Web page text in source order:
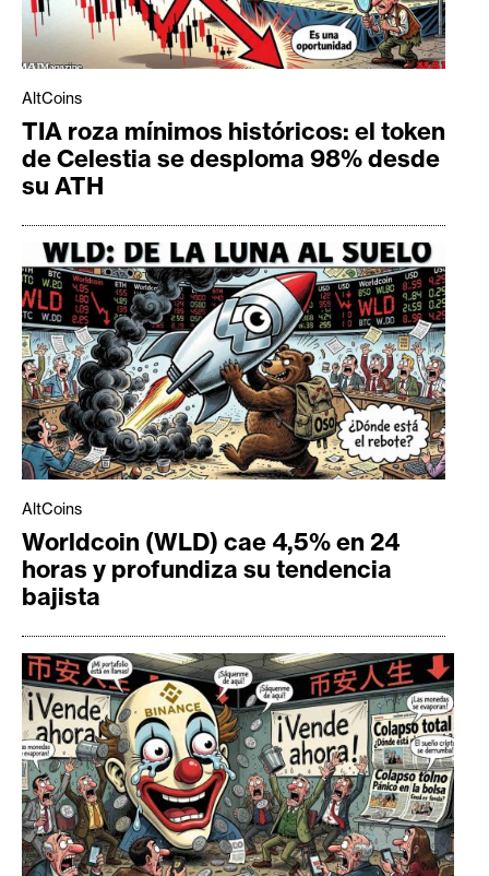
AltCoins
TIA roza mínimos históricos: el token
de Celestia se desploma 98% desde
su ATH
AltCoins
Worldcoin (WLD) cae 4,5% en 24
horas y profundiza su tendencia
bajista